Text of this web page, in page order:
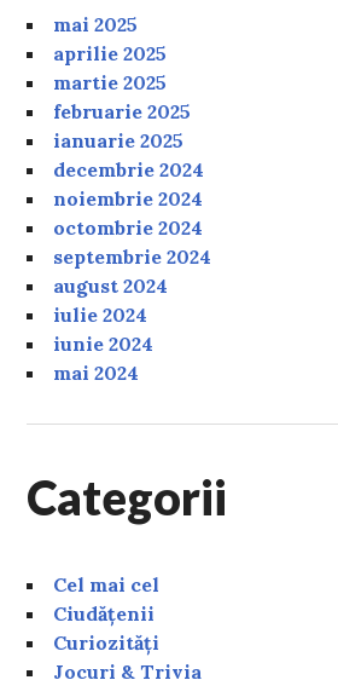
mai 2025
aprilie 2025
martie 2025
februarie 2025
ianuarie 2025
decembrie 2024
noiembrie 2024
octombrie 2024
septembrie 2024
august 2024
iulie 2024
iunie 2024
mai 2024
Categorii
Cel mai cel
Ciudățenii
Curiozități
Jocuri & Trivia